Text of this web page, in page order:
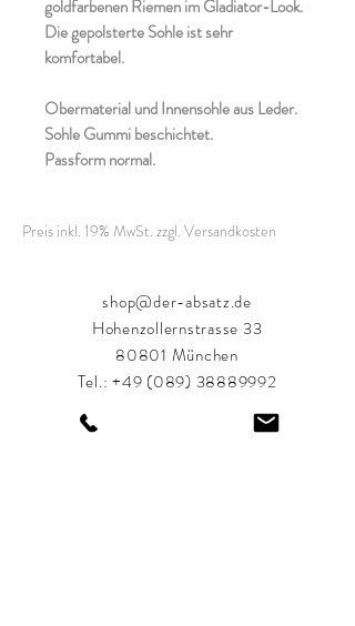
goldfarbenen Riemen im Gladiator-Look.
Die gepolsterte Sohle ist sehr
komfortabel.
Obermaterial und Innensohle aus Leder.
Sohle Gummi beschichtet.
Passform normal.
Preis inkl. 19% MwSt. zzgl. Versandkosten
shop@der-absatz.de
Hohenzollernstrasse 33
80801 München
Tel.: +49 (089) 38889992